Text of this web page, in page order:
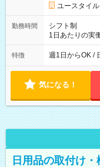
ユースタイ
勤務時間
シフト制
1日あたりの実
00 ※週1日～OK ／ 夜勤専従 ＊＊ 勤務時間例 ＊＊ ■22時か
ら翌7時 ■23時から
ます。 ※曜日
特徴 週1日からOK /
気になる！
日用品の取付け・